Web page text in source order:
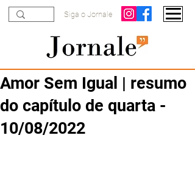
Siga o Jornale
Amor Sem Igual | resumo
do capítulo de quarta -
10/08/2022